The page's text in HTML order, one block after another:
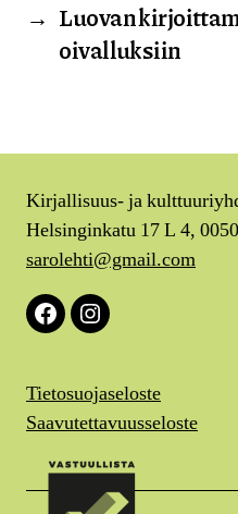
→ Luovan
oivalluksiin
Kirjallisuus- ja
Helsinginkatu 17 L 4,
sarolehti@gmail.com
FacebookInstagram
Tietosuojaseloste
Saavutettavuusseloste